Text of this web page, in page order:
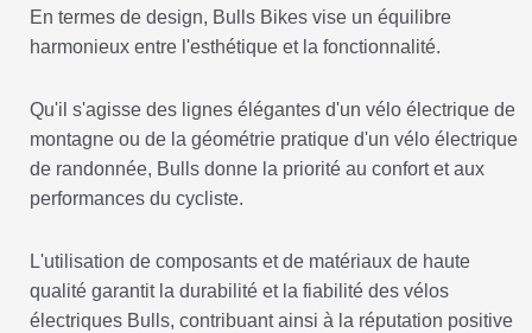
En termes de design, Bulls Bikes vise un équilibre
harmonieux entre l'esthétique et la fonctionnalité.
Qu'il s'agisse des lignes élégantes d'un vélo électrique de
montagne ou de la géométrie pratique d'un vélo électrique
de randonnée, Bulls donne la priorité au confort et aux
performances du cycliste.
L'utilisation de composants et de matériaux de haute
qualité garantit la durabilité et la fiabilité des vélos
électriques Bulls, contribuant ainsi à la réputation positive